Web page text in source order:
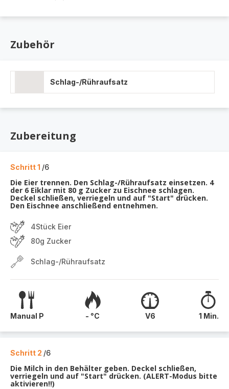
Zubehör
Schlag-/Rühraufsatz
Zubereitung
Schritt 1 /6
Die Eier trennen. Den Schlag-/Rühraufsatz einsetzen. 4
der 6 Eiklar mit 80 g Zucker zu Eischnee schlagen.
Deckel schließen, verriegeln und auf "Start" drücken.
Den Eischnee anschließend entnehmen.
4Stück Eier
80g Zucker
Schlag-/Rühraufsatz
Manual P - °C V6 1 Min.
Schritt 2 /6
Die Milch in den Behälter geben. Deckel schließen,
verriegeln und auf "Start" drücken. (ALERT-Modus bitte
aktivieren!!)